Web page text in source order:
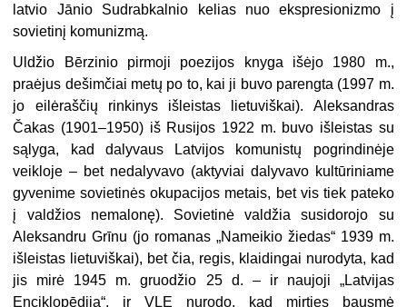
latvio Jānio Sudrabkalnio kelias nuo ekspresionizmo į
sovietinį komunizmą.
Uldžio Bērzinio pirmoji poezijos knyga išėjo 1980 m.,
praėjus dešimčiai metų po to, kai ji buvo parengta (1997 m.
jo eilėraščių rinkinys išleistas lietuviškai). Aleksandras
Čakas (1901–1950) iš Rusijos 1922 m. buvo išleistas su
sąlyga, kad dalyvaus Latvijos komunistų pogrindinėje
veikloje – bet nedalyvavo (aktyviai dalyvavo kultūriniame
gyvenime sovietinės okupacijos metais, bet vis tiek pateko
į valdžios nemalonę). Sovietinė valdžia susidorojo su
Aleksandru Grīnu (jo romanas „Nameikio žiedas“ 1939 m.
išleistas lietuviškai), bet čia, regis, klaidingai nurodyta, kad
jis mirė 1945 m. gruodžio 25 d. – ir naujoji „Latvijas
Enciklopēdija“, ir VLE nurodo, kad mirties bausmė